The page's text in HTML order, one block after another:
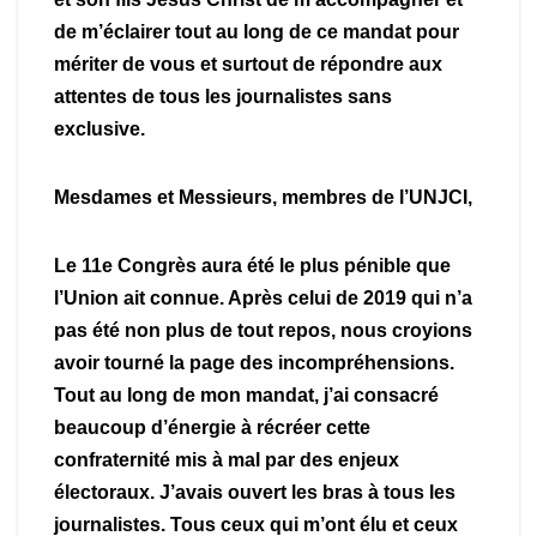
de m’éclairer tout au long de ce mandat pour
mériter de vous et surtout de répondre aux
attentes de tous les journalistes sans
exclusive.
Mesdames et Messieurs, membres de l’UNJCI,
Le 11e Congrès aura été le plus pénible que
l’Union ait connue. Après celui de 2019 qui n’a
pas été non plus de tout repos, nous croyions
avoir tourné la page des incompréhensions.
Tout au long de mon mandat, j’ai consacré
beaucoup d’énergie à récréer cette
confraternité mis à mal par des enjeux
électoraux. J’avais ouvert les bras à tous les
journalistes. Tous ceux qui m’ont élu et ceux